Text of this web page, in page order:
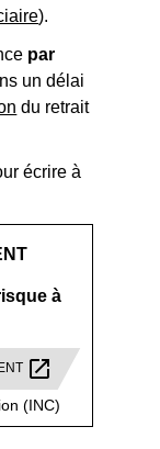
).
par
un délai
du retrait
écrire à
à
open_in_new
(INC)